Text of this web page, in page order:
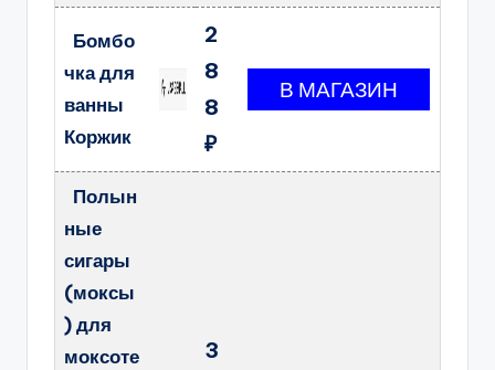
Бомбо
чка для
ванны
Коржик
2
8
8
₽
Полын
ные
сигары
(моксы
) для
моксоте
3